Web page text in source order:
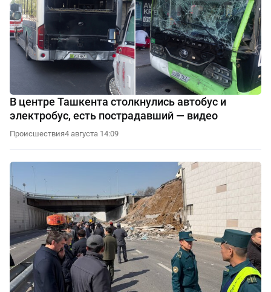
В центре Ташкента столкнулись автобус и
электробус, есть пострадавший — видео
Происшествия4 августа 14:09